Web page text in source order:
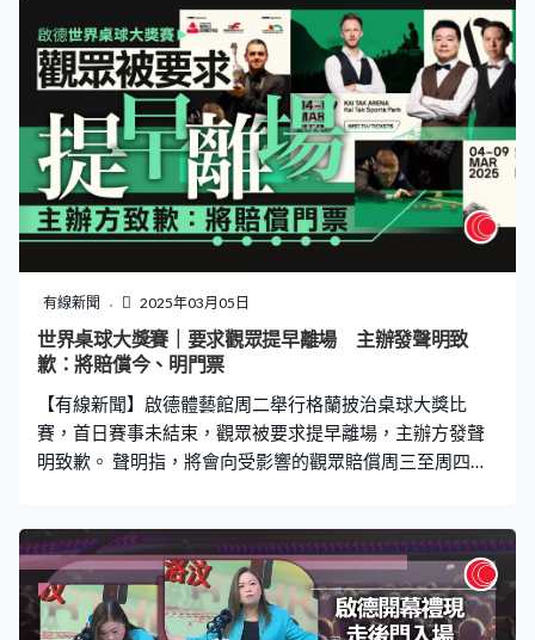
界格蘭披治桌球大獎賽，首日比賽當一號枱尾場賽事舉行
期間，約晚上十一時十五分，屏幕突然出現要求場內100
多名觀眾午夜前離場的告示，大批保安驅趕觀眾離開。 有
觀眾對安排感到詫異，又形容今次是外行人做內行事。觀
眾Patrick：「他們都沒有想過一場球賽其實可以打7局
的，可能他們期望人人都好像奧蘇利雲這樣爽快，可以一
個多小時完成，四比零就勝出。但是實際上不是的，好像
昨日這樣，2號枱希堅斯都打到11時，隨後的一對中國球
手都打到大會落逐客令才出場。」 文體旅局局長羅淑佩表
示關注事件並向觀眾致歉，形容情況不理想，又指之前演
練主要測試人流、安檢程序等，「啟德體育園始終剛剛投
入運作，今次事件是主辦單位和園區在溝通上的磨合問
題，當然十分不理想。據我理解大家預計賽事有機會會直
未能乘搭公共交通工具離開，所以有這個
有線新聞 2025年03月05日
世界桌球大獎賽｜要求觀眾提早離場 主辦發聲明致
歉：將賠償今、明門票
【有線新聞】啟德體藝館周二舉行格蘭披治桌球大獎比
賽，首日賽事未結束，觀眾被要求提早離場，主辦方發聲
明致歉。 聲明指，將會向受影響的觀眾賠償周三至周四同
與場地溝通，確保餘下賽事觀眾可於賽事結束後才離場。